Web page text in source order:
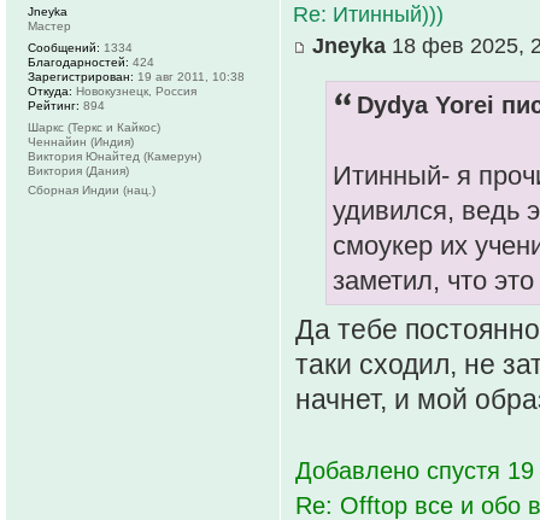
Re: Итинный)))
Jneyka 18 фев 2025,
Dydya Yorei
Итинный- я
удивился, ведь
смоукер их
заметил, что
Да тебе
таки сходил, не
начнет, и мой
Добавлено спустя
Re: Offtop все и обо
Jneyka
Мастер
Сообщений: 1334
Благодарностей: 424
Зарегистрирован: 19 авг 2011, 10:38
Откуда: Новокузнецк, Россия
Рейтинг: 894
Шаркс (Теркс и Кайкос)
Ченнайин (Индия)
Виктория Юнайтед (Камерун)
Виктория (Дания)
Сборная Индии (нац.)